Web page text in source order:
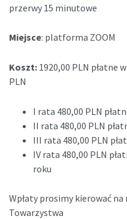
przerwy 15 minutowe
Miejsce: platforma ZOOM
Koszt: 1920,00 PLN płatne
PLN
I rata 480,00 PLN
II rata 480,00 PLN
III rata 480,00 PLN
IV rata 480,00 PLN
roku
Wpłaty prosimy kierować
Towarzystwa